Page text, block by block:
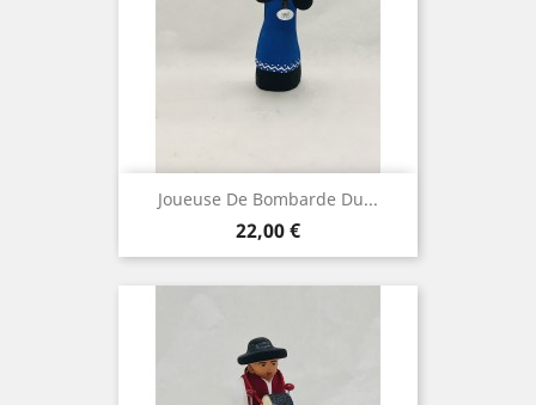
Joueuse De Bombarde Du...
Prix
22,00 €